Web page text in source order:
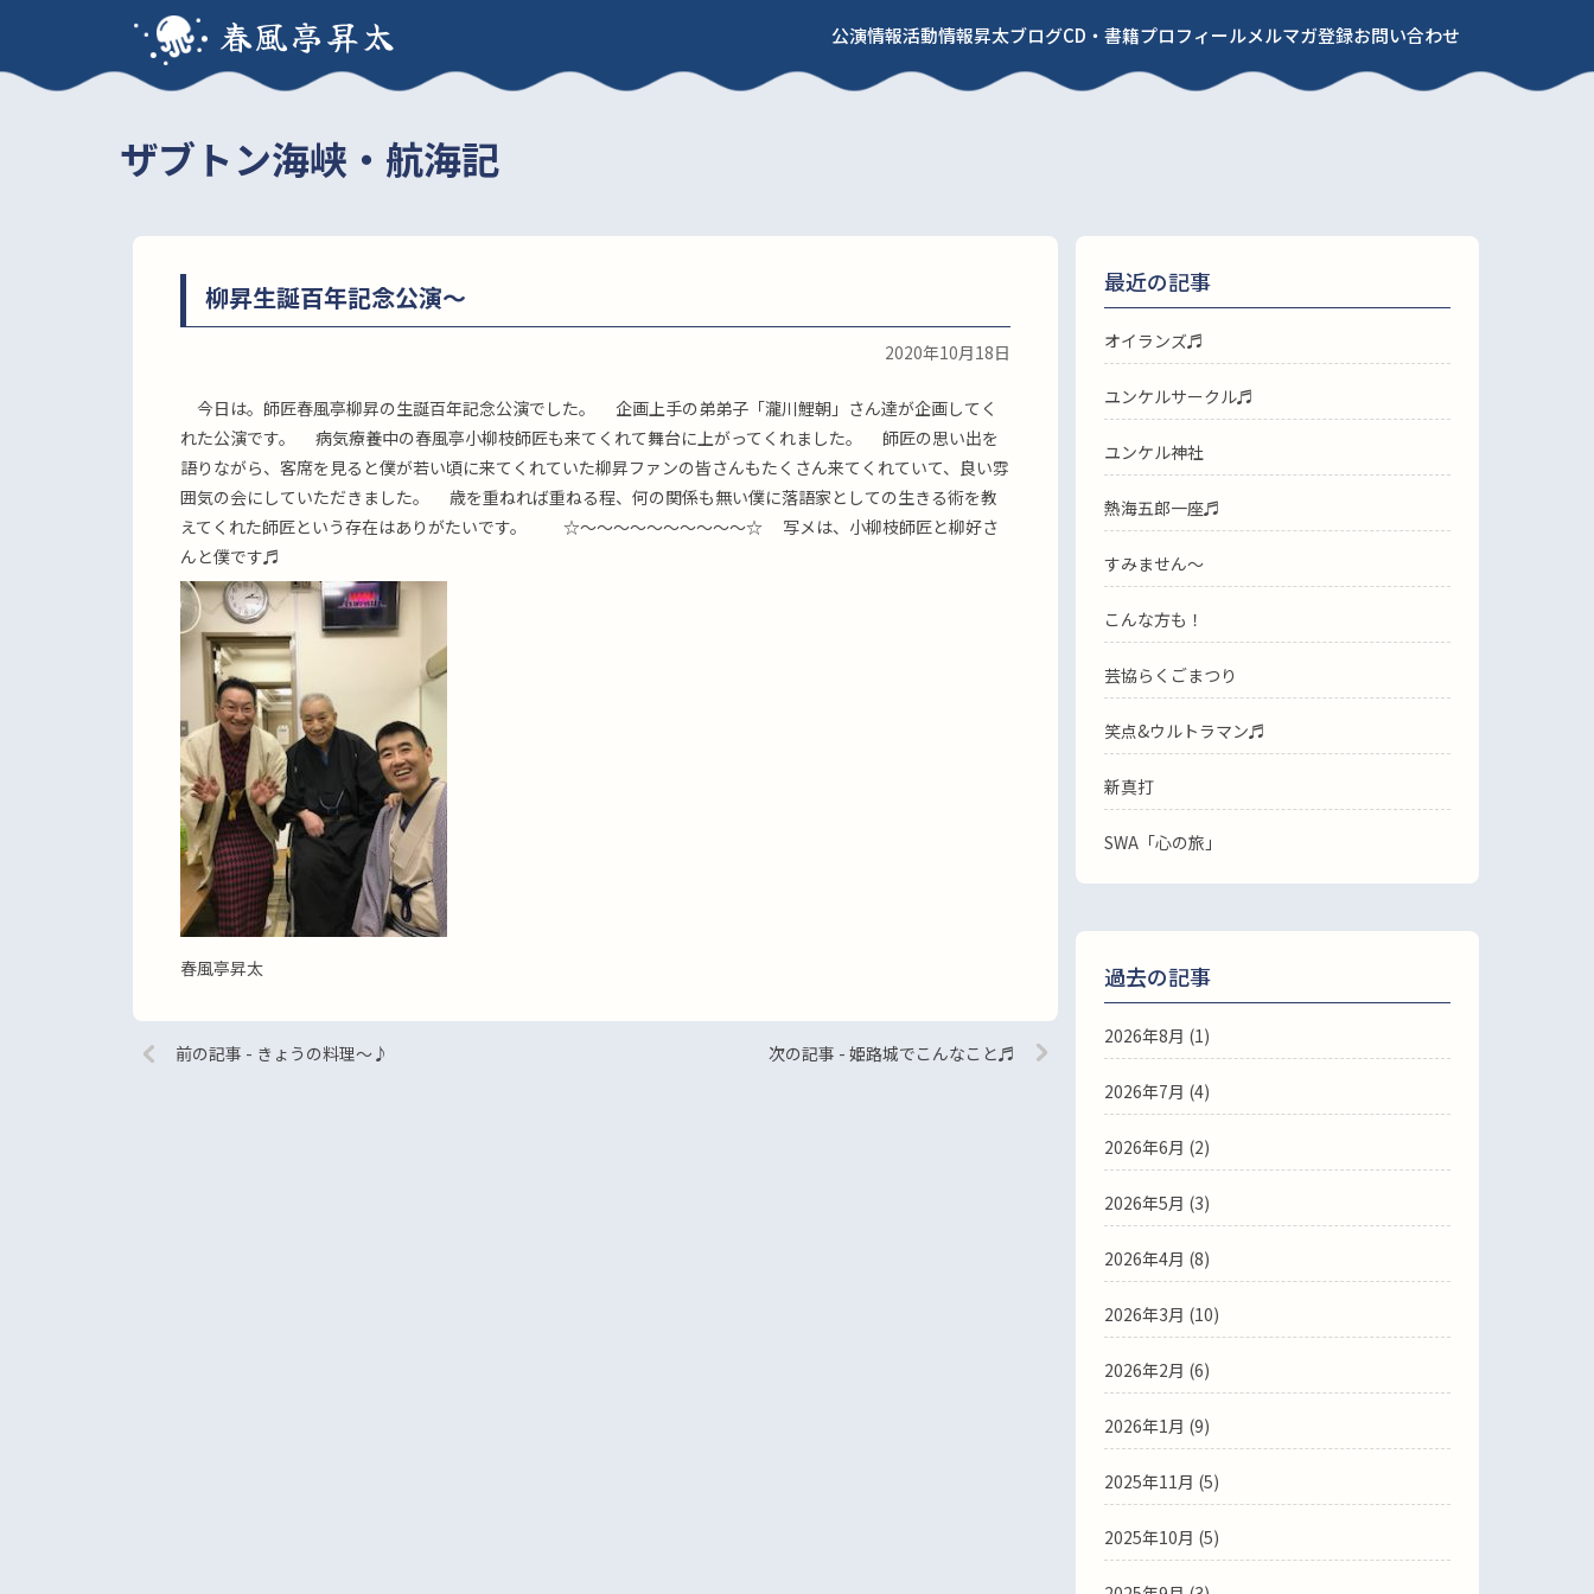
春風亭昇太 公演情報活動情報昇太ブログCD・書籍プロフィールメルマガ登録お問い合わせ
ザブトン海峡・航海記
柳昇生誕百年記念公演〜
2020年10月18日
今日は。師匠春風亭柳昇の生誕百年記念公演でした。 企画上手の弟弟子「瀧川鯉朝」さん達が企画してく
れた公演です。 病気療養中の春風亭小柳枝師匠も来てくれて舞台に上がってくれました。 師匠の思い出を
語りながら、客席を見ると僕が若い頃に来てくれていた柳昇ファンの皆さんもたくさん来てくれていて、良い雰
囲気の会にしていただきました。 歳を重ねれば重ねる程、何の関係も無い僕に落語家としての生きる術を教
えてくれた師匠という存在はありがたいです。 ☆〜〜〜〜〜〜〜〜〜〜☆ 写メは、小柳枝師匠と柳好さ
んと僕です♬
春風亭昇太
前の記事 - きょうの料理〜♪ 次の記事 - 姫路城でこんなこと♬
最近の記事
オイランズ♬
ユンケルサークル♬
ユンケル神社
熱海五郎一座♬
すみません〜
こんな方も！
芸協らくごまつり
笑点&ウルトラマン♬
新真打
SWA「心の旅」
過去の記事
2026年8月 (1)
2026年7月 (4)
2026年6月 (2)
2026年5月 (3)
2026年4月 (8)
2026年3月 (10)
2026年2月 (6)
2026年1月 (9)
2025年11月 (5)
2025年10月 (5)